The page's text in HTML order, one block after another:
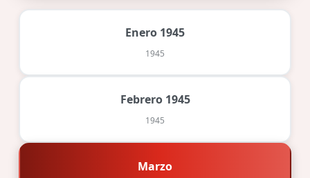
Enero 1945
1945
Febrero 1945
1945
Marzo